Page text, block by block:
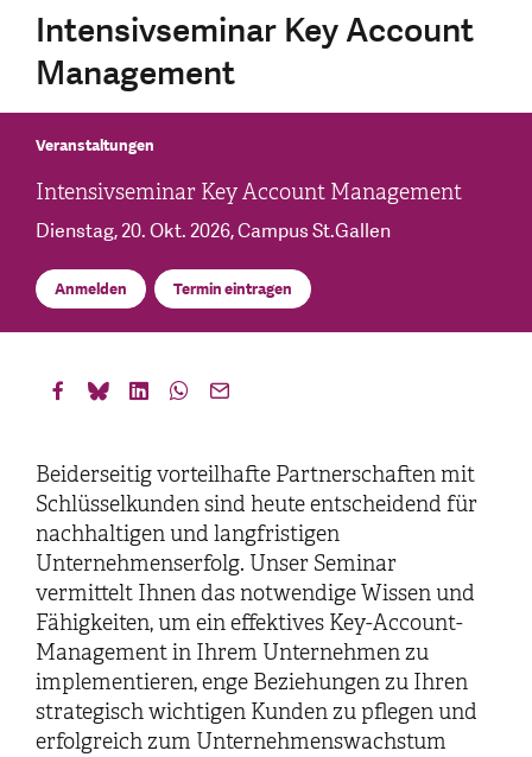
Intensivseminar Key Account
Management
Veranstaltungen
Intensivseminar Key Account Management
Dienstag, 20. Okt. 2026, Campus St.Gallen
Anmelden Termin eintragen
Beiderseitig vorteilhafte Partnerschaften mit
Schlüsselkunden sind heute entscheidend für
nachhaltigen und langfristigen
Unternehmenserfolg. Unser Seminar
vermittelt Ihnen das notwendige Wissen und
Fähigkeiten, um ein effektives Key-Account-
Management in Ihrem Unternehmen zu
implementieren, enge Beziehungen zu Ihren
strategisch wichtigen Kunden zu pflegen und
erfolgreich zum Unternehmenswachstum